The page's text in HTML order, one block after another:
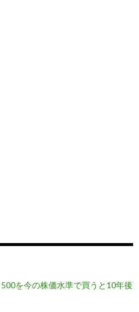
を今の株価水準で買うと10年後